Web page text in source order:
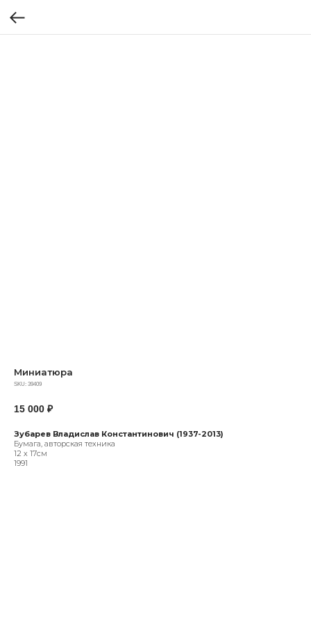
Миниатюра
SKU: 39409
15 000 ₽
Зубарев Владислав Константинович (1937-2013)
Бумага, авторская техника
12 х 17см
1991